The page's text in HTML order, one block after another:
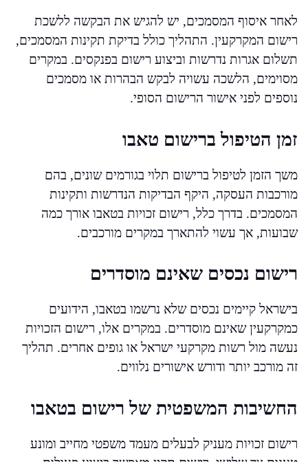
לאחר איסוף המסמכים, יש להגיש את הבקשה ללשכת
רישום המקרקעין. התהליך כולל בדיקת תקינות המסמכים,
תשלום אגרות נדרשות וביצוע רישום בפנקסים. במקרים
מסוימים, הלשכה עשויה לבקש הבהרות או מסמכים
נוספים לפני אישור הרישום הסופי.
זמן הטיפול ברישום טאבו
משך הזמן לטיפול ברישום תלוי בגורמים שונים, בהם
מורכבות העסקה, היקף הבדיקות הנדרשות ותקינות
המסמכים. בדרך כלל, רישום זכויות בטאבו אורך כמה
שבועות, אך עשוי להתארך במקרים מורכבים.
רישום נכסים שאינם מוסדרים
בישראל קיימים נכסים שלא נרשמו בטאבו, הידועים
כמקרקעין שאינם מוסדרים. במקרים אלו, רישום הזכויות
נעשה מול רשות מקרקעי ישראל או גופים אחרים. תהליך
זה מורכב יותר ודורש אישורים נלווים.
החשיבות המשפטית של רישום בטאבו
רישום זכויות מעניק לבעלים מעמד משפטי מחייב ומונע